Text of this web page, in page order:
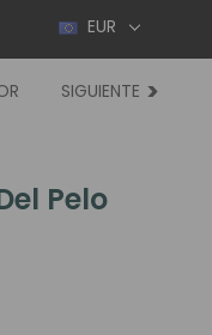
EUR
SIGUIENTE
Pelo